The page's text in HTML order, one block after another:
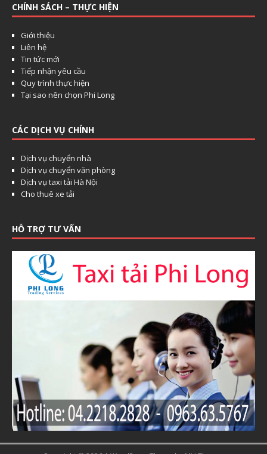
CHÍNH SÁCH – THỰC HIỆN
Giới thiệu
Liên hệ
Tin tức mới
Tiếp nhận yêu cầu
Quy trình thực hiện
Tại sao nên chọn Phi Long
CÁC DỊCH VỤ CHÍNH
Dịch vụ chuyển nhà
Dịch vụ chuyển văn phòng
Dịch vụ taxi tải Hà Nội
Cho thuê xe tải
HỖ TRỢ TƯ VẤN